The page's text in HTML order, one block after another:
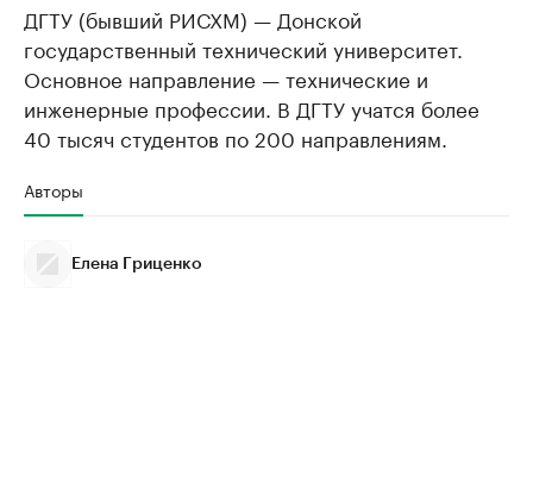
ДГТУ (бывший РИСХМ) — Донской
государственный технический университет.
Основное направление — технические и
инженерные профессии. В ДГТУ учатся более
40 тысяч студентов по 200 направлениям.
Авторы
Елена Гриценко